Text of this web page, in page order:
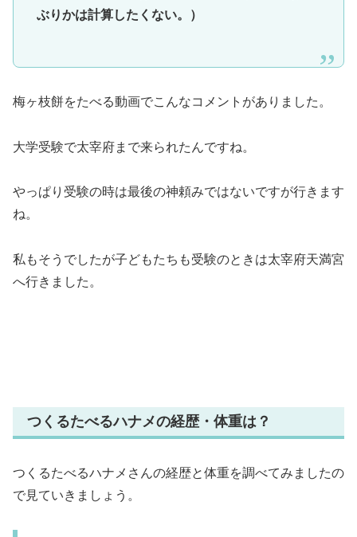
ぶりかは計算したくない。）
梅ヶ枝餅をたべる動画でこんなコメントがありました。
大学受験で太宰府まで来られたんですね。
やっぱり受験の時は最後の神頼みではないですが行きます
ね。
私もそうでしたが子どもたちも受験のときは太宰府天満宮
へ行きました。
つくるたべるハナメの経歴・体重は？
つくるたべるハナメさんの経歴と体重を調べてみましたの
で見ていきましょう。